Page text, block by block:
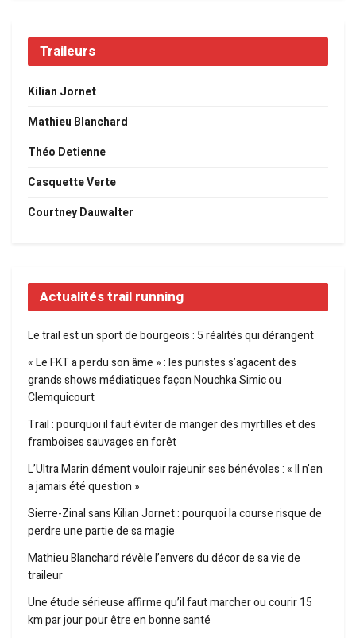
Traileurs
Kilian Jornet
Mathieu Blanchard
Théo Detienne
Casquette Verte
Courtney Dauwalter
Actualités trail running
Le trail est un sport de bourgeois : 5 réalités qui dérangent
« Le FKT a perdu son âme » : les puristes s’agacent des
grands shows médiatiques façon Nouchka Simic ou
Clemquicourt
Trail : pourquoi il faut éviter de manger des myrtilles et des
framboises sauvages en forêt
L’Ultra Marin dément vouloir rajeunir ses bénévoles : « Il n’en
a jamais été question »
Sierre-Zinal sans Kilian Jornet : pourquoi la course risque de
perdre une partie de sa magie
Mathieu Blanchard révèle l’envers du décor de sa vie de
traileur
Une étude sérieuse affirme qu’il faut marcher ou courir 15
km par jour pour être en bonne santé